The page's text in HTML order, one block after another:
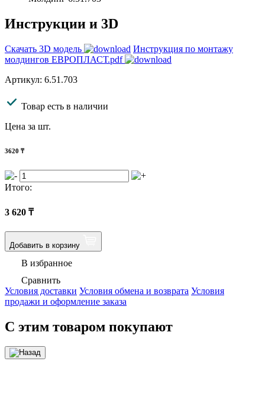
Инструкции и 3D
Скачать 3D модель
Инструкция по монтажу
молдингов ЕВРОПЛАСТ.pdf
Артикул: 6.51.703
Товар есть в наличии
Цена за шт.
3620 ₸
Итого:
3 620 ₸
Добавить в корзину
В избранное
Сравнить
Условия доставки Условия обмена и возврата Условия
продажи и оформление заказа
С этим товаром покупают